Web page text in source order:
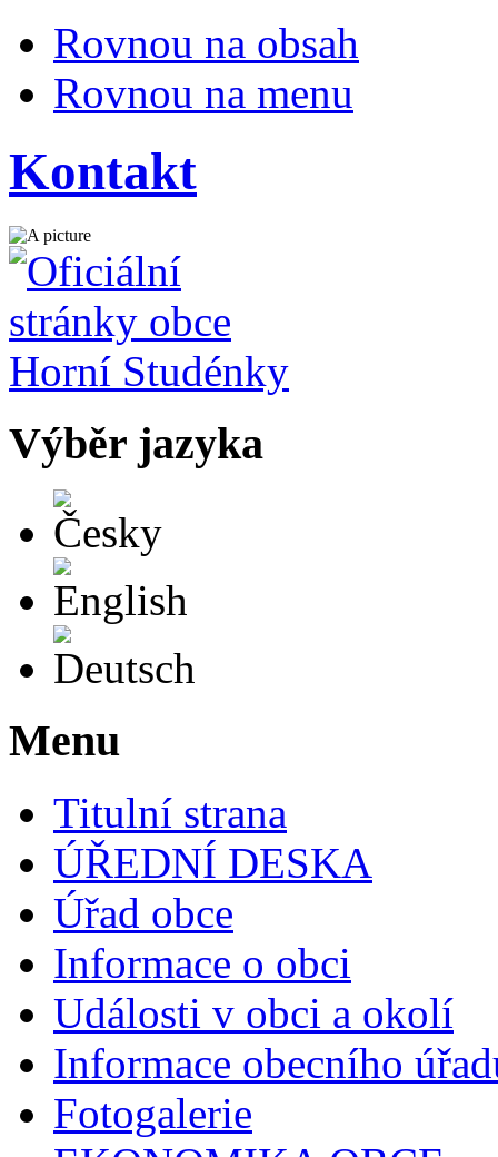
Rovnou na obsah
Rovnou na menu
Kontakt
Výběr jazyka
Menu
Titulní strana
ÚŘEDNÍ DESKA
Úřad obce
Informace o obci
Události v obci a okolí
Informace obecního
Fotogalerie